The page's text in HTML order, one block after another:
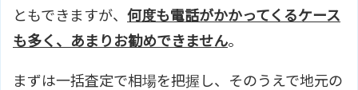
ともできますが、 何度も電話がかかってくるケース
も多く、あまりお勧めできません。
まずは一括査定で相場を把握し、そのうえで地元の